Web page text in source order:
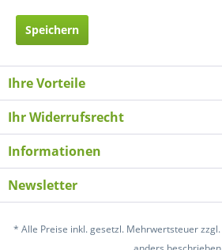
Speichern
Ihre Vorteile
Ihr Widerrufsrecht
Informationen
Newsletter
* Alle Preise inkl. gesetzl. Mehrwertsteuer zzgl.